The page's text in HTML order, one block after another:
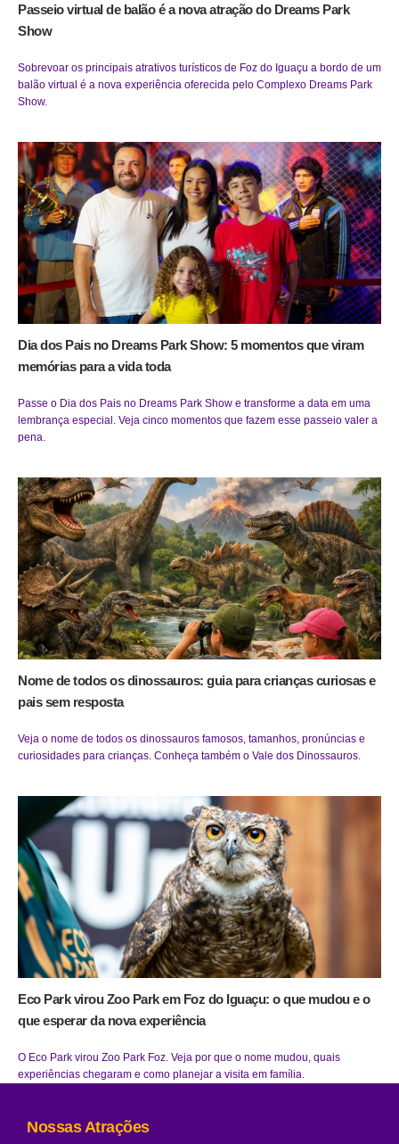
Passeio virtual de balão é a nova atração do Dreams Park
Show
Sobrevoar os principais atrativos turísticos de Foz do Iguaçu a bordo de um
balão virtual é a nova experiência oferecida pelo Complexo Dreams Park
Show.
Dia dos Pais no Dreams Park Show: 5 momentos que viram
memórias para a vida toda
Passe o Dia dos Pais no Dreams Park Show e transforme a data em uma
lembrança especial. Veja cinco momentos que fazem esse passeio valer a
pena.
Nome de todos os dinossauros: guia para crianças curiosas e
pais sem resposta
Veja o nome de todos os dinossauros famosos, tamanhos, pronúncias e
curiosidades para crianças. Conheça também o Vale dos Dinossauros.
Eco Park virou Zoo Park em Foz do Iguaçu: o que mudou e o
que esperar da nova experiência
O Eco Park virou Zoo Park Foz. Veja por que o nome mudou, quais
experiências chegaram e como planejar a visita em família.
Nossas Atrações